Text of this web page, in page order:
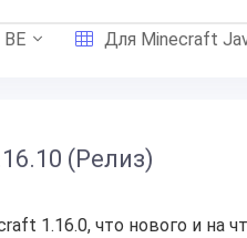
Для Minecraft
(Релиз)
1.16.0, что нового и на